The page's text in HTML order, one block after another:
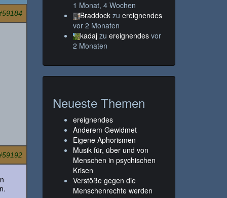
1 Monat, 4 Wochen
Braddockzu ereignendes
vor 2 Monaten
kadajzu ereignendes vor
2 Monaten
Neueste Themen
ereignendes
Anderem Gewidmet
Eigene Aphorismen
Musik für, über und von
Menschen in psychischen
Krisen
Verstöße gegen die
Menschenrechte werden